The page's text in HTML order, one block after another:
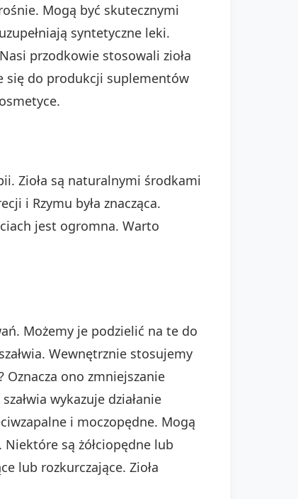
Mogą być skutecznymi
syntetyczne leki.
przodkowie stosowali zioła
się do produkcji suplementów
Zioła są naturalnymi środkami
i Rzymu była znacząca.
jest ogromna. Warto
Możemy je podzielić na te do
Wewnętrznie stosujemy
Oznacza ono zmniejszanie
wykazuje działanie
i moczopędne. Mogą
są żółciopędne lub
lub rozkurczające. Zioła